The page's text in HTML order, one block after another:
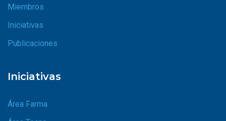
Miembros
Iniciativas
Publicaciones
Iniciativas
Área Farma